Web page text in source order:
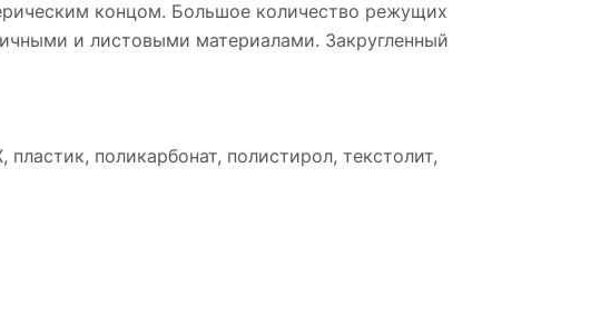
концом. Большое количество режущих
и листовыми материалами. Закругленный
поликарбонат, полистирол, текстолит,